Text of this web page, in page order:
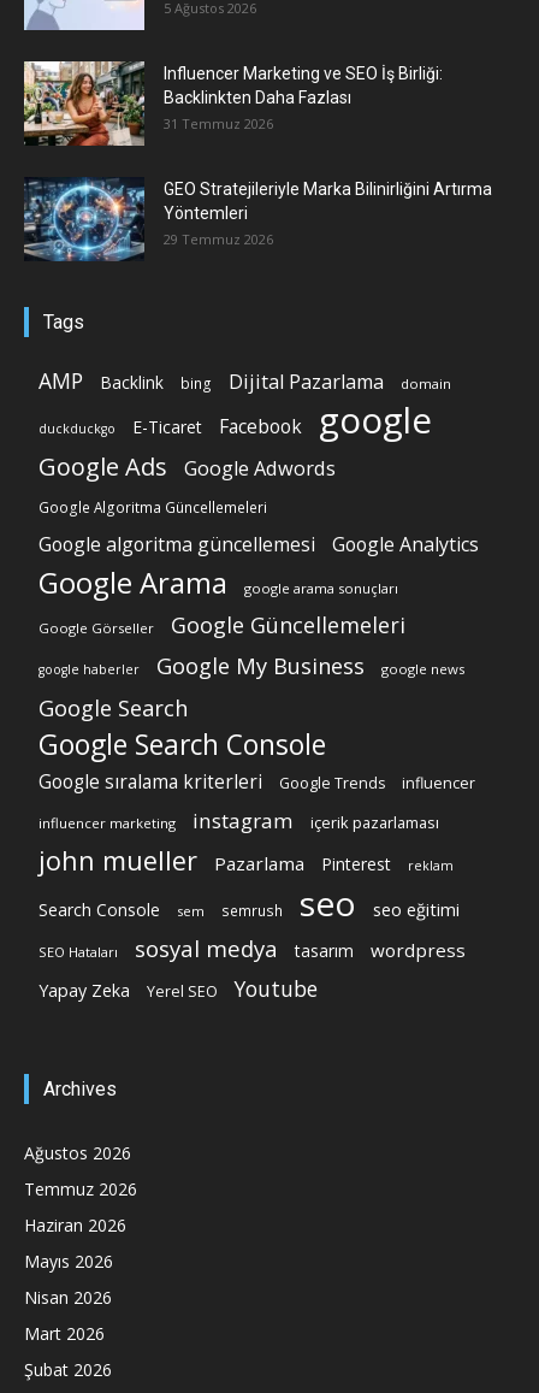
5 Ağustos 2026
Influencer Marketing ve SEO İş Birliği:
Backlinkten Daha Fazlası
31 Temmuz 2026
GEO Stratejileriyle Marka Bilinirliğini Artırma
Yöntemleri
29 Temmuz 2026
Tags
AMP Backlink bing Dijital Pazarlama domain
duckduckgo E-Ticaret Facebook google
Google Ads Google Adwords
Google Algoritma Güncellemeleri
Google algoritma güncellemesi Google Analytics
Google Arama google arama sonuçları
Google Görseller Google Güncellemeleri
google haberler Google My Business google news
Google Search
Google Search Console
Google sıralama kriterleri Google Trends influencer
influencer marketing instagram içerik pazarlaması
john mueller Pazarlama Pinterest reklam
Search Console sem semrush seo seo eğitimi
SEO Hataları sosyal medya tasarım wordpress
Yapay Zeka Yerel SEO Youtube
Archives
Ağustos 2026
Temmuz 2026
Haziran 2026
Mayıs 2026
Nisan 2026
Mart 2026
Şubat 2026